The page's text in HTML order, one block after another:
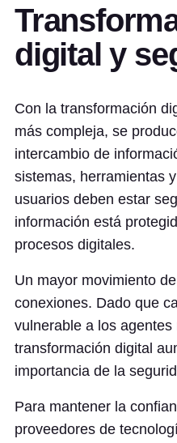
digital y
Con la transformación
más compleja, se
intercambio de
sistemas, herramientas
usuarios deben estar
información está
procesos digitales.
Un mayor movimiento
conexiones. Dado que
vulnerable a los agentes
transformación digital
importancia de la
Para mantener la
proveedores de